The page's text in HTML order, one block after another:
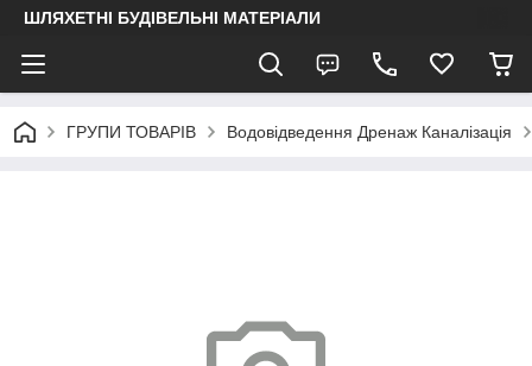
ШЛЯХЕТНІ БУДІВЕЛЬНІ МАТЕРІАЛИ
ГРУПИ ТОВАРІВ Водовідведення Дренаж Каналізація